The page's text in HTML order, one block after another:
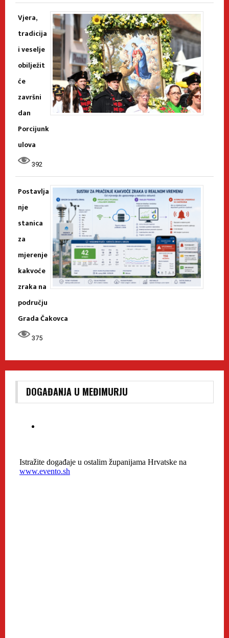
Vjera,
tradicija
i veselje
obilježit
će
završni
dan
Porcijunk
ulova
392
Postavlja
nje
stanica
za
mjerenje
kakvoće
zraka na
području
Grada Čakovca
375
DOGAĐANJA U MEĐIMURJU